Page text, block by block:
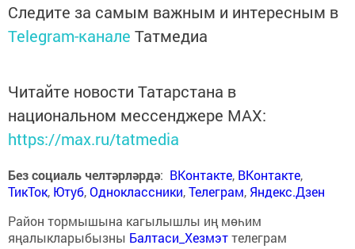
Следите за самым важным и интересным в
Telegram-канале Татмедиа
Читайте новости Татарстана в
национальном мессенджере MАХ:
https://max.ru/tatmedia
Без социаль челтәрләрдә: ВКонтакте, ВКонтакте,
ТикТок, Ютуб,Одноклассники,Телеграм, Яндекс.Дзен
Район тормышына кагылышлы иң мөһим
яңалыкларыбызны Балтаси_Хезмэттелеграм